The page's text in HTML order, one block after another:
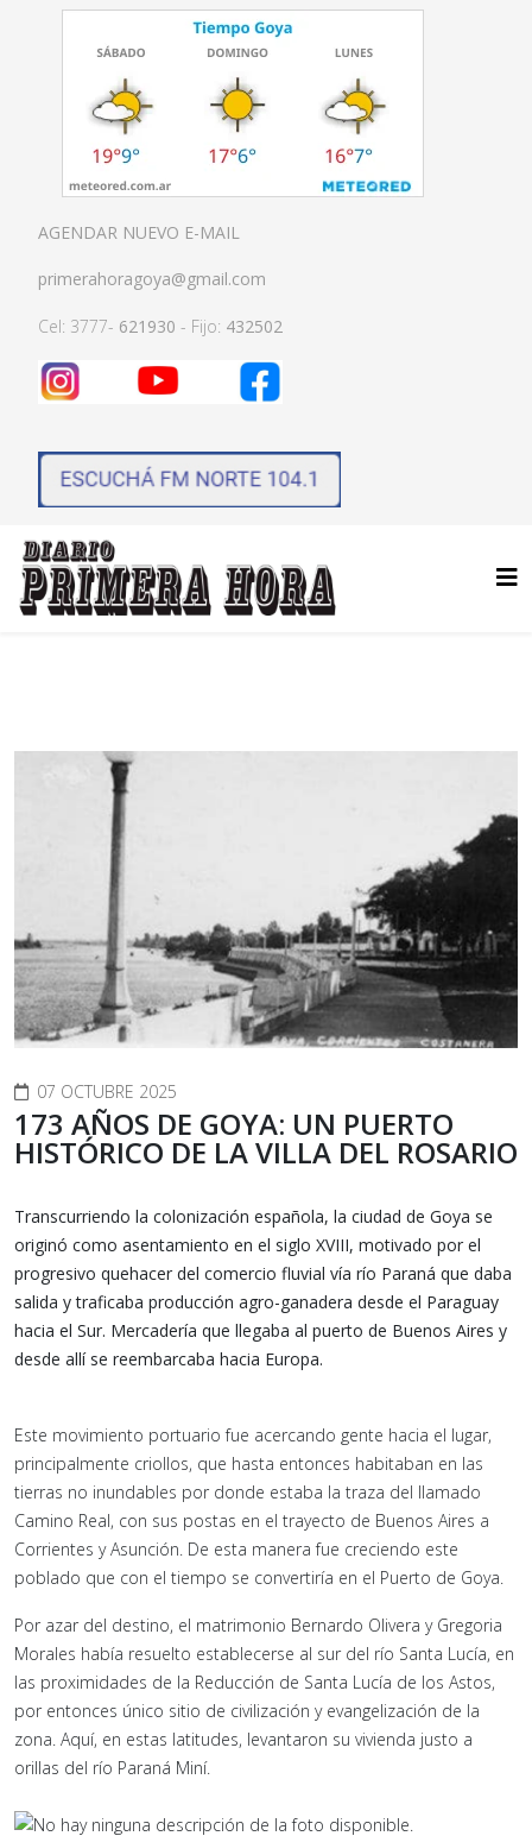
AGENDAR NUEVO E-MAIL
primerahoragoya@gmail.com
Cel: 3777- 621930 - Fijo: 432502
07 OCTUBRE 2025
173 AÑOS DE GOYA: UN PUERTO
HISTÓRICO DE LA VILLA DEL ROSARIO
Transcurriendo la colonización española, la ciudad de Goya se
originó como asentamiento en el siglo XVIII, motivado por el
progresivo quehacer del comercio fluvial vía río Paraná que daba
salida y traficaba producción agro-ganadera desde el Paraguay
hacia el Sur. Mercadería que llegaba al puerto de Buenos Aires y
desde allí se reembarcaba hacia Europa.
Este movimiento portuario fue acercando gente hacia el lugar,
principalmente criollos, que hasta entonces habitaban en las
tierras no inundables por donde estaba la traza del llamado
Camino Real, con sus postas en el trayecto de Buenos Aires a
Corrientes y Asunción. De esta manera fue creciendo este
poblado que con el tiempo se convertiría en el Puerto de Goya.
Por azar del destino, el matrimonio Bernardo Olivera y Gregoria
Morales había resuelto establecerse al sur del río Santa Lucía, en
las proximidades de la Reducción de Santa Lucía de los Astos,
por entonces único sitio de civilización y evangelización de la
zona. Aquí, en estas latitudes, levantaron su vivienda justo a
orillas del río Paraná Miní.